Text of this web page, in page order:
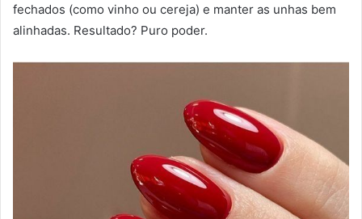
fechados (como vinho ou cereja) e manter as unhas bem
alinhadas. Resultado? Puro poder.